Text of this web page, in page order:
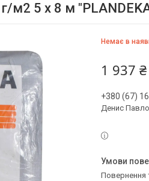
г/м2 5 х 8 м
Немає в
1 937 ₴
+380 (67)
Денис